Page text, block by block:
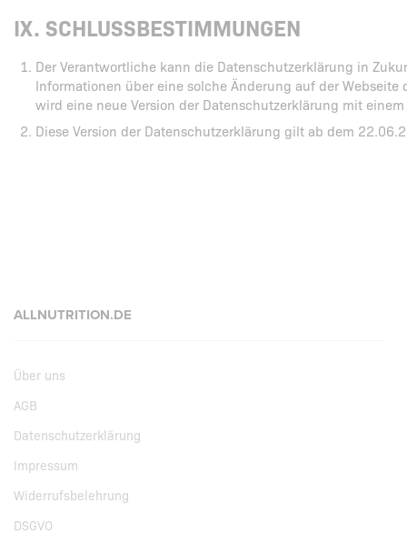
IX. SCHLUSSBESTIMMUNGEN
Der Verantwortliche kann die Datenschutzerklärung in
Informationen über eine solche Änderung auf der Webseite
wird eine neue Version der Datenschutzerklärung mit
Diese Version der Datenschutzerklärung gilt ab dem
ALLNUTRITION.DE
Über uns
AGB
Datenschutzerklärung
Impressum
Widerrufsbelehrung
DSGVO